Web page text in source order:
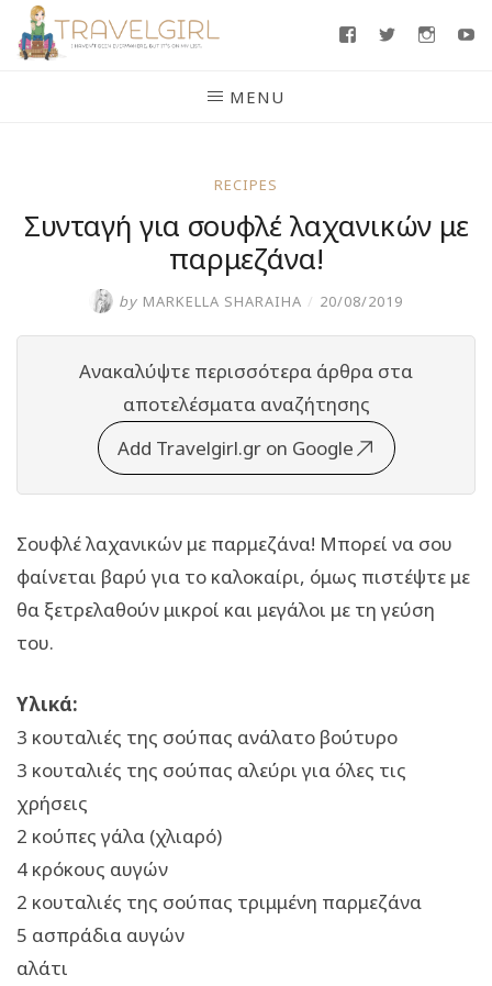
Skip
FacebookTwitter
MENU
RECIPES
Συνταγή για σουφλέ λαχανικών με
παρμεζάνα!
by MARKELLA SHARAIHA / 20/08/2019
Ανακαλύψτε περισσότερα άρθρα στα
αποτελέσματα αναζήτησης
Add Travelgirl.gr on Google
Σουφλέ λαχανικών με παρμεζάνα! Μπορεί να σου
φαίνεται βαρύ για το καλοκαίρι, όμως πιστέψτε με
θα ξετρελαθούν μικροί και μεγάλοι με τη γεύση
του.
Υλικά:
3 κουταλιές της σούπας ανάλατο βούτυρο
3 κουταλιές της σούπας αλεύρι για όλες τις
χρήσεις
2 κούπες γάλα (χλιαρό)
4 κρόκους αυγών
2 κουταλιές της σούπας τριμμένη παρμεζάνα
5 ασπράδια αυγών
αλάτι